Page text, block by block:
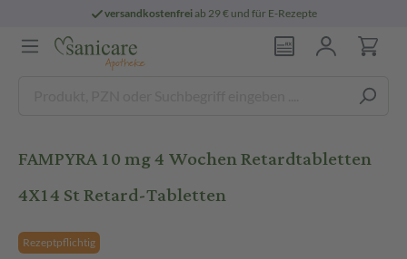
versandkostenfreiab 29 € und für E-Rezepte
FAMPYRA 10 mg 4 Wochen Retardtabletten
4X14 St Retard-Tabletten
Rezeptpflichtig